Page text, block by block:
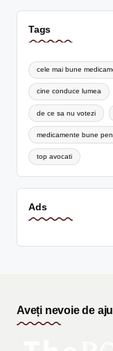
Tags
cele mai bune
cine conduce lumea
de ce sa nu votezi
medicamente bune
top avocati
Ads
Aveți nevoie de